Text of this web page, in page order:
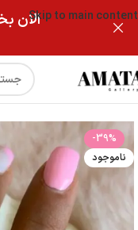
Skip to main contentالان
فروشگاه انگشتر پکی مدل
-39%
ناموجود